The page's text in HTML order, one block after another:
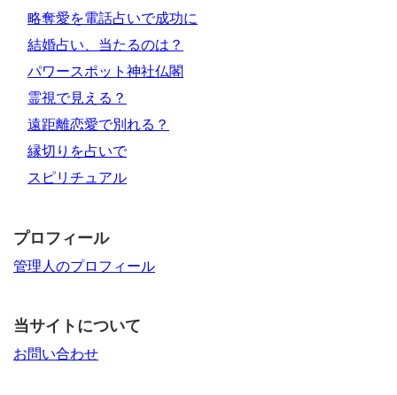
略奪愛を電話占いで成功に
結婚占い、当たるのは？
パワースポット神社仏閣
霊視で見える？
遠距離恋愛で別れる？
縁切りを占いで
スピリチュアル
プロフィール
管理人のプロフィール
当サイトについて
お問い合わせ